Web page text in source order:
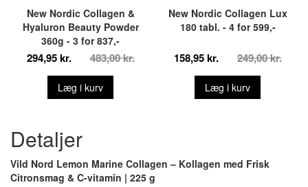
New Nordic Collagen &
Hyaluron Beauty Powder
360g - 3 for 837,-
294,95 kr. 483,00 kr.
Læg i kurv
New Nordic Collagen Lux
180 tabl. - 4 for 599,-
158,95 kr. 249,00 kr.
Læg i kurv
Detaljer
Vild Nord Lemon Marine Collagen – Kollagen med Frisk
Citronsmag & C-vitamin | 225 g